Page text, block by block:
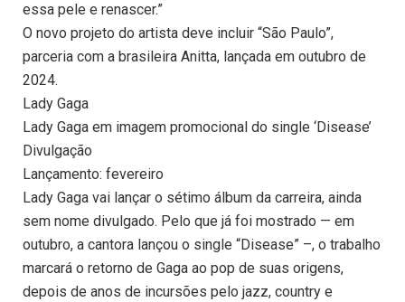
essa pele e renascer.”
O novo projeto do artista deve incluir “São Paulo”,
parceria com a brasileira Anitta, lançada em outubro de
2024.
Lady Gaga
Lady Gaga em imagem promocional do single ‘Disease’
Divulgação
Lançamento: fevereiro
Lady Gaga vai lançar o sétimo álbum da carreira, ainda
sem nome divulgado. Pelo que já foi mostrado — em
outubro, a cantora lançou o single “Disease” –, o trabalho
marcará o retorno de Gaga ao pop de suas origens,
depois de anos de incursões pelo jazz, country e